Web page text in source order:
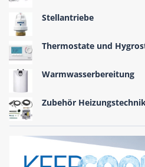
Stellantriebe
Thermostate und
Warmwasserbereitung
Zubehör